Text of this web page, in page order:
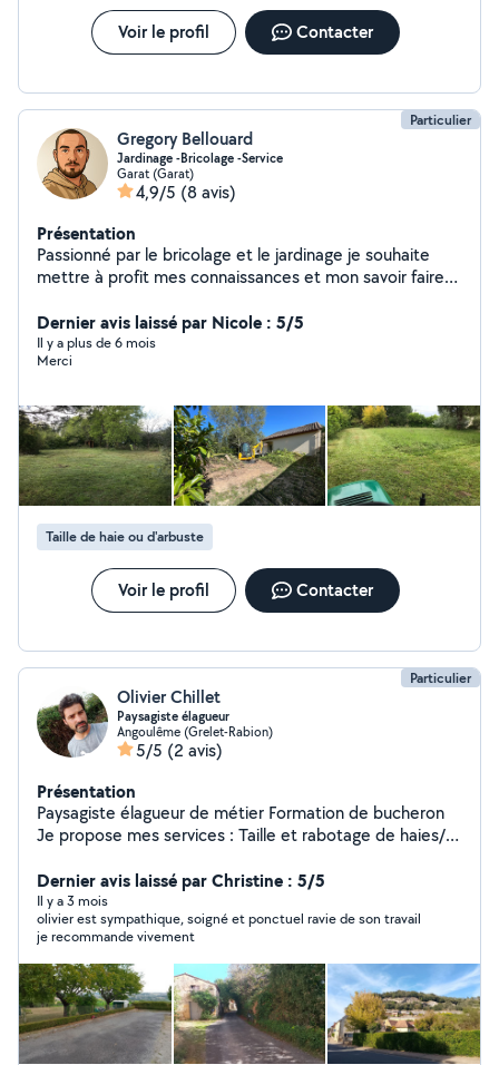
Voir le profil Contacter
Particulier
Gregory Bellouard
Jardinage -Bricolage -Service
Garat (Garat)
4,9/5 (8 avis)
Présentation
Passionné par le bricolage et le jardinage je souhaite
mettre à profit mes connaissances et mon savoir faire
méticuleux j'aime le travail bien fait. N'hésitez pas à me
contacter pour tonte de pelouse, petit élagage, taille
de haie, nettoyage façade et tuile, bricolage intérieur et
Dernier avis laissé par Nicole : 5/5
Il y a plus de 6 mois
Merci
Taille de haie ou d'arbuste
Voir le profil Contacter
Particulier
Olivier Chillet
Paysagiste élagueur
Angoulême (Grelet-Rabion)
5/5 (2 avis)
Présentation
Paysagiste élagueur de métier Formation de bucheron
Je propose mes services : Taille et rabotage de haies/
bûcheronnage/tonte et débroussaillage/plantation/
clôture/petite maçonnerie/ Diplôme d aménagement
paysager valide en 2015
Dernier avis laissé par Christine : 5/5
Il y a 3 mois
olivier est sympathique, soigné et ponctuel ravie de son travail
je recommande vivement